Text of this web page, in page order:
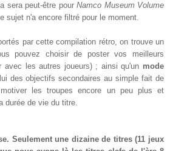
sera peut-être pour Namco Museum Volume
sujet n'a encore filtré pour le moment.
par cette compilation rétro, on trouve un
pouvez choisir de poster vos meilleurs
avec les autres joueurs) ; ainsi qu'un mode
des objectifs secondaires au simple fait de
les troupes encore un peu plus et
durée de vie du titre.
Seulement une dizaine de titres (11 jeux